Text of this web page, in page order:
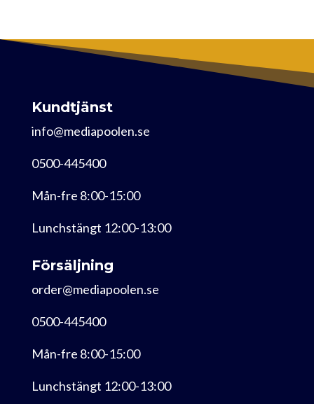
Kundtjänst
info@mediapoolen.se
0500-445400
Mån-fre 8:00-15:00
Lunchstängt 12:00-13:00
Försäljning
order@mediapoolen.se
0500-445400
Mån-fre 8:00-15:00
Lunchstängt 12:00-13:00